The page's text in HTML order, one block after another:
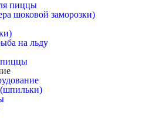
пиццы
шоковой заморозки)
на льду
пиццы